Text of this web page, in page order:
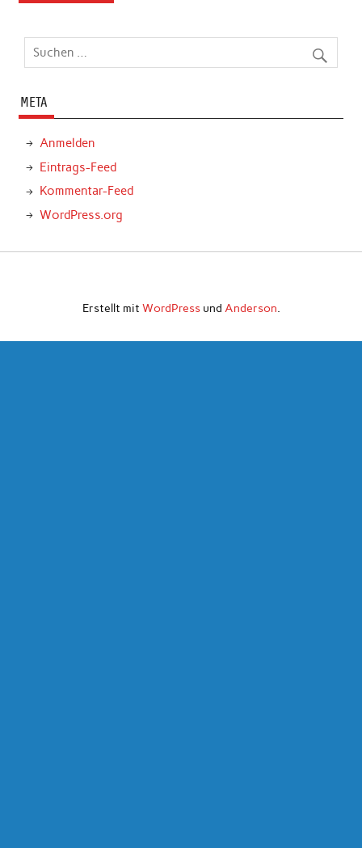
META
Anmelden
Eintrags-Feed
Kommentar-Feed
WordPress.org
Erstellt mit WordPressund Anderson